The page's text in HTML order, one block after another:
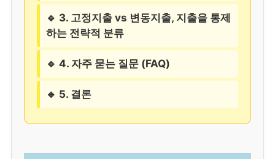
🔹 3. 고정지출 vs 변동지출, 지출을 통제
하는 전략적 분류
🔹 4. 자주 묻는 질문 (FAQ)
🔹 5. 결론